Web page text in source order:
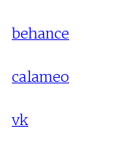
behance
calameo
vk